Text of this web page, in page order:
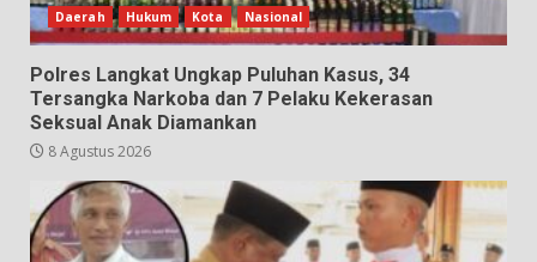
Daerah Hukum Kota Nasional
Polres Langkat Ungkap Puluhan Kasus, 34
Tersangka Narkoba dan 7 Pelaku Kekerasan
Seksual Anak Diamankan
8 Agustus 2026